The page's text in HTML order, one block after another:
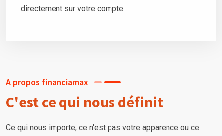
directement sur votre compte.
A propos financiamax
C'est ce qui nous définit
Ce qui nous importe, ce n'est pas votre apparence ou ce